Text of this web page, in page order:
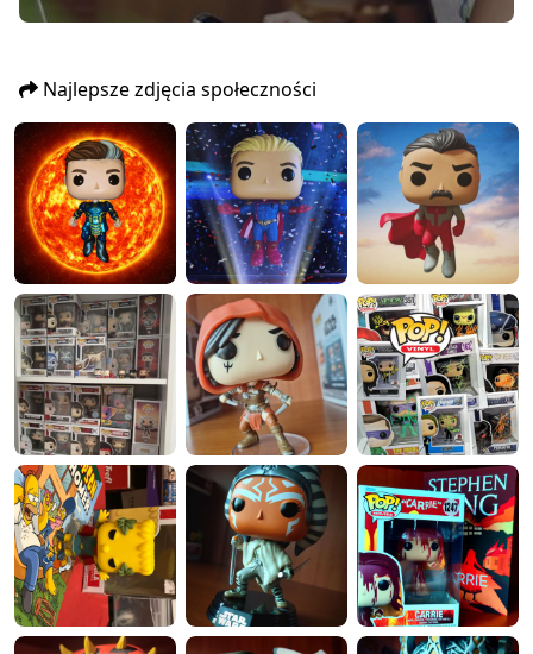
Najlepsze zdjęcia społeczności